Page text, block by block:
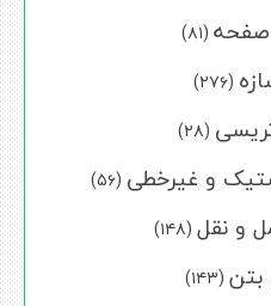
(۸۱)
(۲۷۶)
(۲۸)
و غیرخطی (۵۶)
و نقل (۱۴۸)
بتن (۱۴۳)